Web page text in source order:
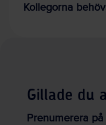
Kollegorna
Gillade du
Prenumerera